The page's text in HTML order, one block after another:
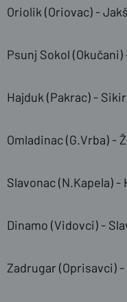
Oriolik (Oriovac) -
Psunj Sokol
Hajduk (Pakrac) -
Omladinac (G.Vrba) -
Slavonac (N.Kapela) -
Dinamo (Vidovci) -
Zadrugar (Oprisavci)